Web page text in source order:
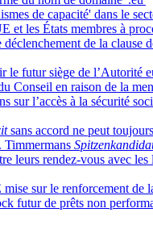
de capacité' dans le
et les États membres à
de la clause
futur siège de l’Autorité
Conseil en raison de la
sur l’accès à la sécurité
sans accord ne peut
Timmermans
leurs rendez-vous avec les
sur le renforcement de
futur de prêts non